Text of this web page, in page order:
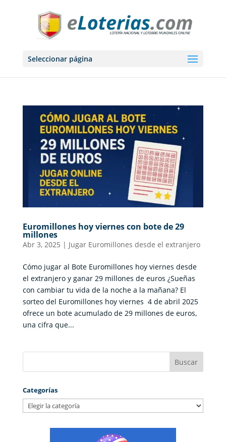
Seleccionar página
Euromillones hoy viernes con bote de 29
millones
Abr 3, 2025 | Jugar Euromillones desde el extranjero
Cómo jugar al Bote Euromillones hoy viernes desde
el extranjero y ganar 29 millones de euros ¿Sueñas
con cambiar tu vida de la noche a la mañana? El
sorteo del Euromillones hoy viernes 4 de abril 2025
ofrece un bote acumulado de 29 millones de euros,
una cifra que...
Categorías
Categorías